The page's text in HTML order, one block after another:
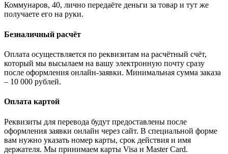
Коммунаров, 40, лично передаёте деньги за товар и тут же
получаете его на руки.
Безналичный расчёт
Оплата осуществляется по реквизитам на расчётный счёт,
который мы высылаем на вашу электронную почту сразу
после оформления онлайн-заявки. Минимальная сумма заказа
– 10 000 рублей.
Оплата картой
Реквизиты для перевода будут предоставлены после
оформления заявки онлайн через сайт. В специальной форме
вам нужно указать номер карты, срок действия и имя
держателя. Мы принимаем карты Visa и Master Card.